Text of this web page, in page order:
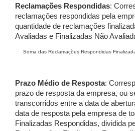
Reclamações Respondidas:
reclamações respondidas pela
quantidade de reclamações
Avaliadas e Finalizadas Não
Soma das Reclamações Respondidas
Prazo Médio de Resposta:
prazo de resposta da empresa, ou
transcorridos entre a data de
data de resposta pela empresa de
Finalizadas Respondidas, dividida